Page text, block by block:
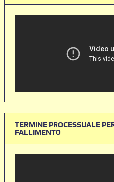
TERMINE PROCESSUALE
FALLIMENTO